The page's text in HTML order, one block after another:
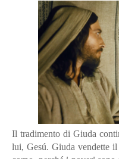
Il tradimento di Giuda
lui, Gesú. Giuda vendette